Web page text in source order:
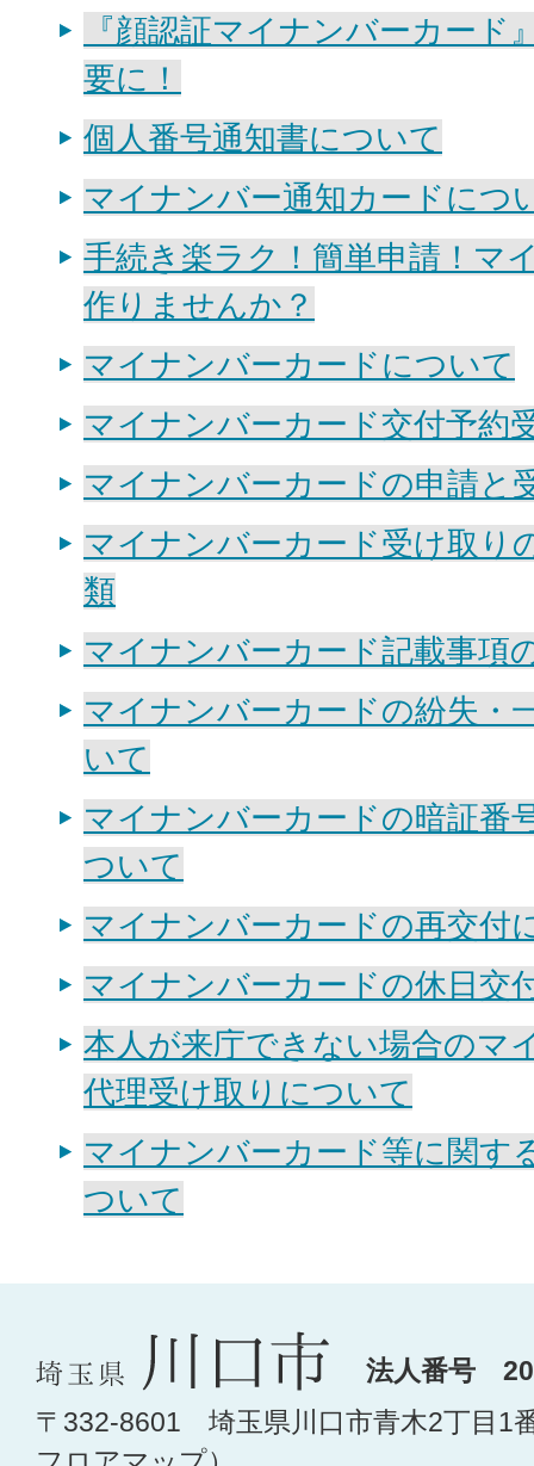
『顔認証マイナンバーカード
要に！
個人番号通知書について
マイナンバー通知カードにつ
手続き楽ラク！簡単申請！マ
作りませんか？
マイナンバーカードについて
マイナンバーカード交付予約
マイナンバーカードの申請と
マイナンバーカード受け取り
類
マイナンバーカード記載事項
マイナンバーカードの紛失・
いて
マイナンバーカードの暗証番
ついて
マイナンバーカードの再交付
マイナンバーカードの休日交
本人が来庁できない場合のマ
代理受け取りについて
マイナンバーカード等に関す
ついて
法人番号
〒332-8601 埼玉県川口市青木2丁目1